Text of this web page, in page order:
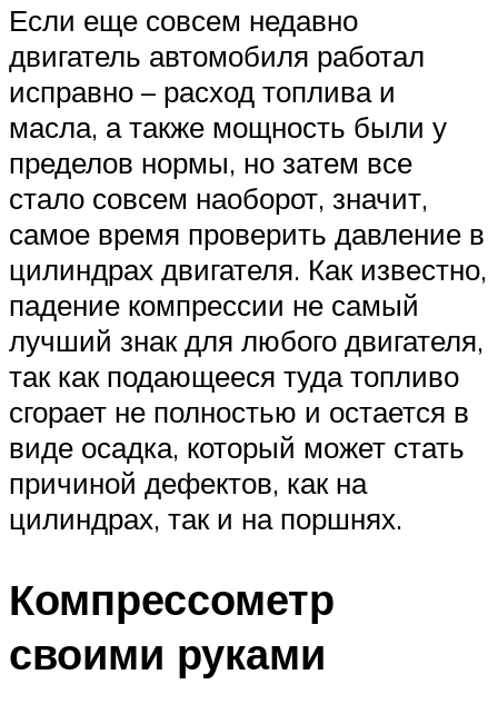
Если еще совсем недавно
двигатель автомобиля работал
исправно – расход топлива и
масла, а также мощность были у
пределов нормы, но затем все
стало совсем наоборот, значит,
самое время проверить давление в
цилиндрах двигателя. Как известно,
падение компрессии не самый
лучший знак для любого двигателя,
так как подающееся туда топливо
сгорает не полностью и остается в
виде осадка, который может стать
причиной дефектов, как на
цилиндрах, так и на поршнях.
Компрессометр
своими руками